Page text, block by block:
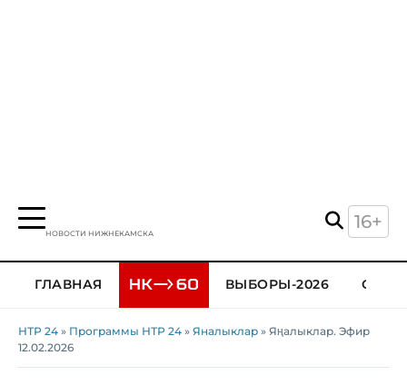
НОВОСТИ НИЖНЕКАМСКА
16+
ГЛАВНАЯ ВЫБОРЫ-2026
НТР 24 » Программы НТР 24 » Яналыклар » Яңалыклар. Эфир
12.02.2026